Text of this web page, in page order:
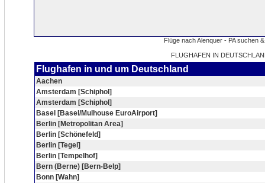
FLUGHAFEN IN
Flughafen in und um Deutschland
Aachen
Amsterdam [Schiphol]
Amsterdam [Schiphol]
Basel [Basel/Mulhouse EuroAirport]
Berlin [Metropolitan Area]
Berlin [Schönefeld]
Berlin [Tegel]
Berlin [Tempelhof]
Bern (Berne) [Bern-Belp]
Bonn [Wahn]